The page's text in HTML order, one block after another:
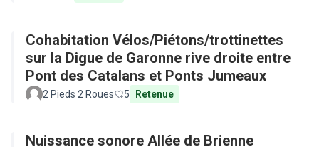
Cohabitation Vélos/Piétons/trottinettes
sur la Digue de Garonne rive droite entre
Pont des Catalans et Ponts Jumeaux
2 Pieds 2 Roues 5 Retenue
Nuissance sonore Allée de Brienne